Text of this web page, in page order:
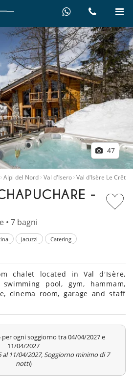
47
Alpi del Nord Val d'Isero Val d'Isère Le Crêt
-
• 7 bagni
Jacuzzi
Catering
chalet located in Val d'Isère,
pool, gym, hammam,
cinema room, garage and staff
per ogni soggiorno tra 04/04/2027 e
11/04/2027
11/04/2027, Soggiorno minimo di 7
notti)